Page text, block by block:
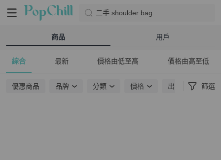
二手 shoulder bag
商品 用戶
綜合 最新 價格由低至高 價格由高至低
優惠商品 品牌 分類 價格 出貨地點 篩選